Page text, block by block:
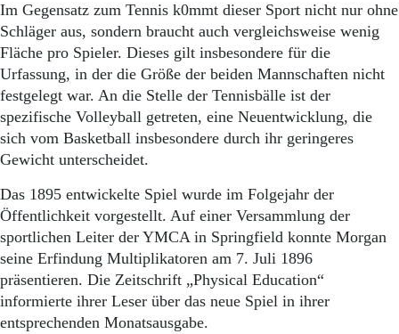
Im Gegensatz zum Tennis k0mmt dieser Sport nicht nur ohne
Schläger aus, sondern braucht auch vergleichsweise wenig
Fläche pro Spieler. Dieses gilt insbesondere für die
Urfassung, in der die Größe der beiden Mannschaften nicht
festgelegt war. An die Stelle der Tennisbälle ist der
spezifische Volleyball getreten, eine Neuentwicklung, die
sich vom Basketball insbesondere durch ihr geringeres
Gewicht unterscheidet.
Das 1895 entwickelte Spiel wurde im Folgejahr der
Öffentlichkeit vorgestellt. Auf einer Versammlung der
sportlichen Leiter der YMCA in Springfield konnte Morgan
seine Erfindung Multiplikatoren am 7. Juli 1896
präsentieren. Die Zeitschrift „Physical Education“
informierte ihrer Leser über das neue Spiel in ihrer
entsprechenden Monatsausgabe.